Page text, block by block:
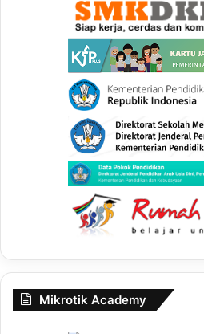
Mikrotik Academy